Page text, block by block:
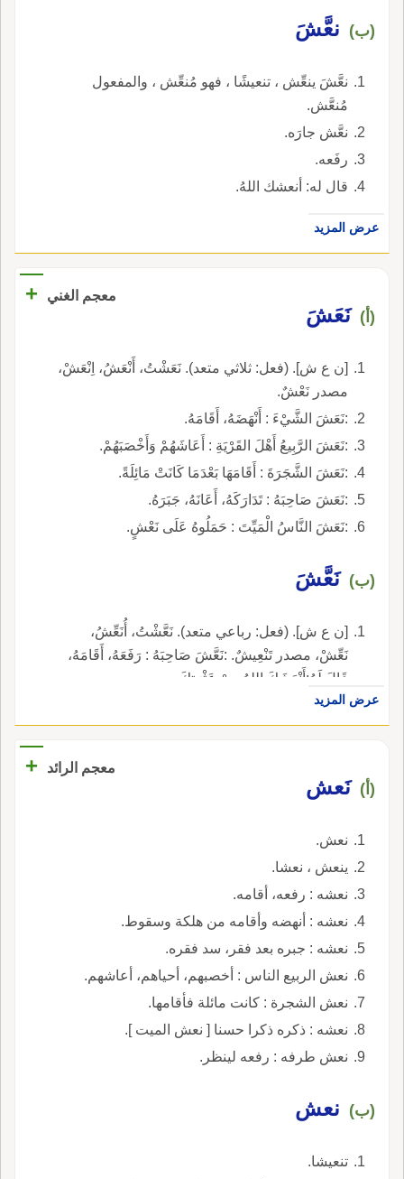
(ب) نعَّشَ
نعَّشَ ينعِّش ، تنعيشًا ، فهو مُنعِّش ، والمفعول
مُنعَّش.
نعَّش جارَه.
رفَعه.
قال له: أنعشك اللهُ.
عرض المزيد
معجم الغني +
(أ) نَعَشَ
[ن ع ش]. (فعل: ثلاثي متعد). نَعَشْتُ، أَنْعَشُ، اِنْعَشْ،
مصدر نَعْشٌ.
:نَعَشَ الشَّيْءَ : أَنْهَضَهُ، أَقَامَهُ.
:نَعَشَ الرَّبِيعُ أَهْلَ القَرْيَةِ : أَعَاشَهُمْ وَأَخْصَبَهُمْ.
:نَعَشَ الشَّجَرَةَ : أَقَامَهَا بَعْدَمَا كَانَتْ مَائِلَةً.
:نَعَشَ صَاحِبَهُ : تَدَارَكَهُ، أَعَانَهُ، جَبَرَهُ.
:نَعَشَ النَّاسُ الْمَيِّتَ : حَمَلُوهُ عَلَى نَعْشٍ.
(ب) نَعَّشَ
[ن ع ش]. (فعل: رباعي متعد). نَعَّشْتُ، أُنَعِّشُ،
نَعِّشْ، مصدر تَنْعِيشٌ. :نَعَّشَ صَاحِبَهُ : رَفَعَهُ، أَقَامَهُ،
قَالَ لَهُ:أَنْعَشَكَ اللهُ مِنْ عَثْرَتِكَ.
عرض المزيد
معجم الرائد +
(أ) نَعش
نعش.
ينعش ، نعشا.
نعشه : رفعه، أقامه.
نعشه : أنهضه وأقامه من هلكة وسقوط.
نعشه : جبره بعد فقر، سد فقره.
نعش الربيع الناس : أخصبهم، أحياهم، أعاشهم.
نعش الشجرة : كانت مائلة فأقامها.
نعشه : ذكره ذكرا حسنا [ نعش الميت ].
نعش طرفه : رفعه لينظر.
(ب) نعش
تنعيشا.